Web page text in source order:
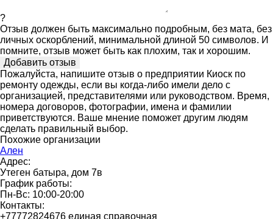
?
Отзыв должен быть максимально подробным, без мата, без
личных оскорблений, минимальной длиной 50 символов. И
помните, отзыв может быть как плохим, так и хорошим.
Пожалуйста, напишите отзыв о предприятии Киоск по
ремонту одежды, если вы когда-либо имели дело с
организацией, представителями или руководством. Время,
номера договоров, фотографии, имена и фамилии
приветствуются. Ваше мнение поможет другим людям
сделать правильный выбор.
Похожие организации
Ален
Адрес:
Утеген батыра, дом 7в
График работы:
Пн-Вс: 10:00-20:00
Контакты:
+77772824676 единая справочная